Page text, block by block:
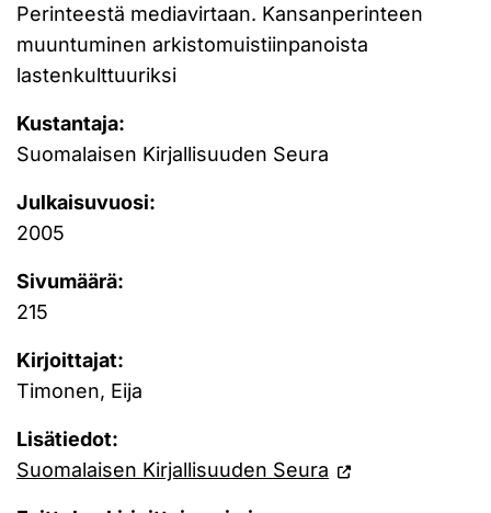
Perinteestä mediavirtaan. Kansanperinteen
muuntuminen arkistomuistiinpanoista
lastenkulttuuriksi
Kustantaja:
Suomalaisen Kirjallisuuden Seura
Julkaisuvuosi:
2005
Sivumäärä:
215
Kirjoittajat:
Timonen, Eija
Lisätiedot:
Suomalaisen Kirjallisuuden Seura